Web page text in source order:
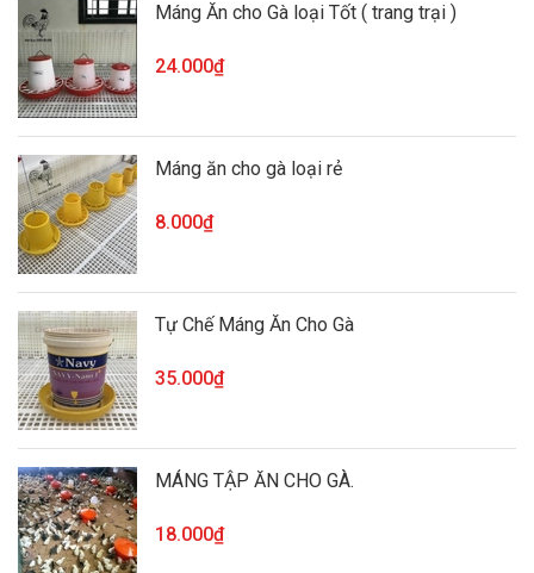
Máng Ăn cho Gà loại Tốt ( trang trại )
24.000₫
Máng ăn cho gà loại rẻ
8.000₫
Tự Chế Máng Ăn Cho Gà
35.000₫
MÁNG TẬP ĂN CHO GÀ.
18.000₫